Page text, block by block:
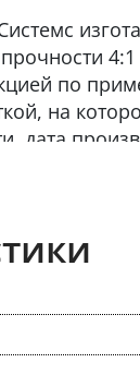
по
на
дата